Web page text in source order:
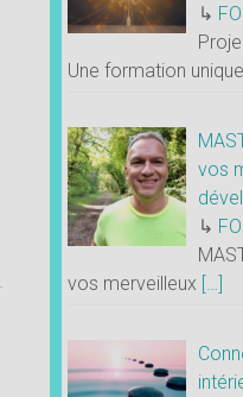
↳
Une formation unique
vos
↳
vos merveilleux […]